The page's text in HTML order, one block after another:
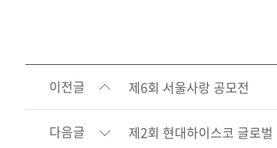
이전글 제6회 서울사랑 공모전
다음글 제2회 현대하이스코 글로